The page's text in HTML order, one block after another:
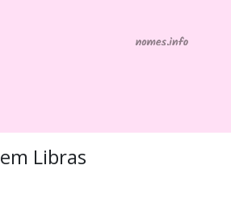
Libras